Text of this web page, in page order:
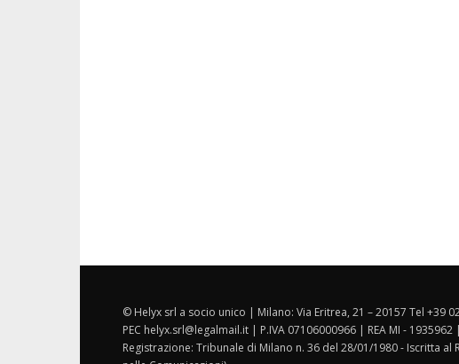
© Helyx srl a socio unico | Milano: Via Eritrea, 21 – 20157 Tel +39
PEC helyx.srl@legalmail.it | P.IVA 07106000966 | REA MI -
Registrazione: Tribunale di Milano n. 36 del 28/01/1980 - Iscritta